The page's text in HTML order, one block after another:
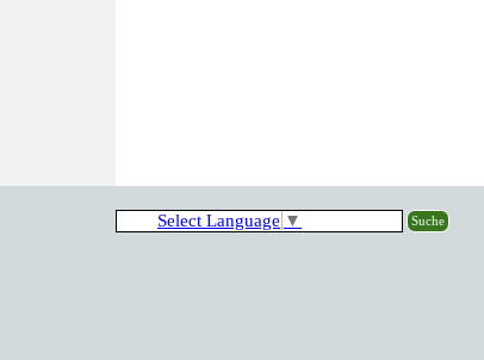
Select Language ▼ Suche